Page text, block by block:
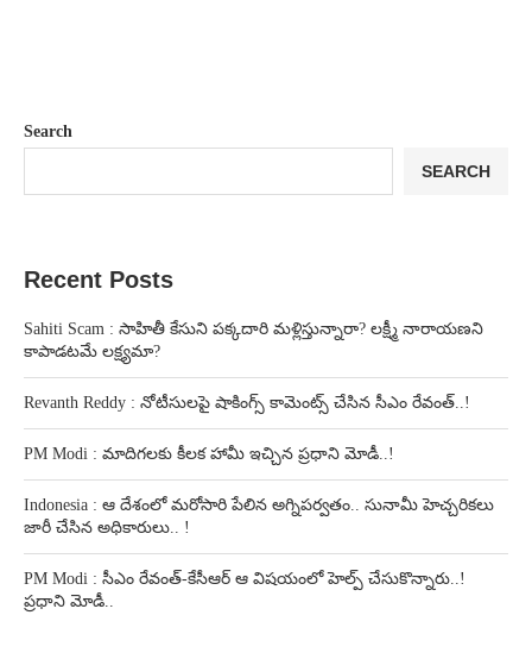
Search
SEARCH
Recent Posts
Sahiti Scam : సాహితీ కేసుని పక్కదారి మళ్లిస్తున్నారా? లక్ష్మీ నారాయణని
కాపాడటమే లక్ష్యమా?
Revanth Reddy : నోటీసులపై షాకింగ్స్ కామెంట్స్ చేసిన సీఎం రేవంత్..!
PM Modi : మాదిగలకు కీలక హామీ ఇచ్చిన ప్రధాని మోడీ..!
Indonesia : ఆ దేశంలో మరోసారి పేలిన అగ్నిపర్వతం.. సునామీ హెచ్చరికలు
జారీ చేసిన అధికారులు.. !
PM Modi : సీఎం రేవంత్-కేసీఆర్ ఆ విషయంలో హెల్ప్ చేసుకొన్నారు..!
ప్రధాని మోడీ..